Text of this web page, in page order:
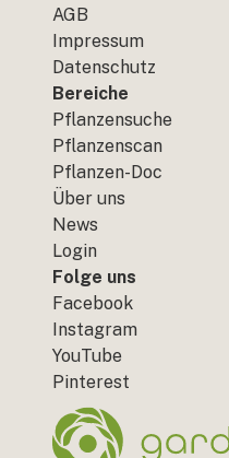
AGB
Impressum
Datenschutz
Bereiche
Pflanzensuche
Pflanzenscan
Pflanzen-Doc
Über uns
News
Login
Folge uns
Facebook
Instagram
YouTube
Pinterest